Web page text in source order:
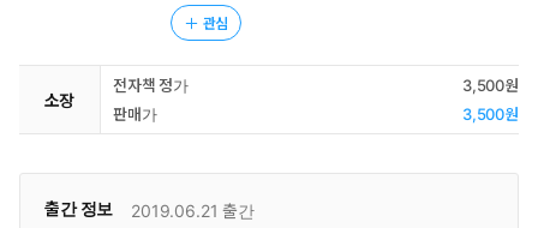
관심
소장
전자책 정가
3,500원
판매가
3,500원
출간 정보 2019.06.21 출간